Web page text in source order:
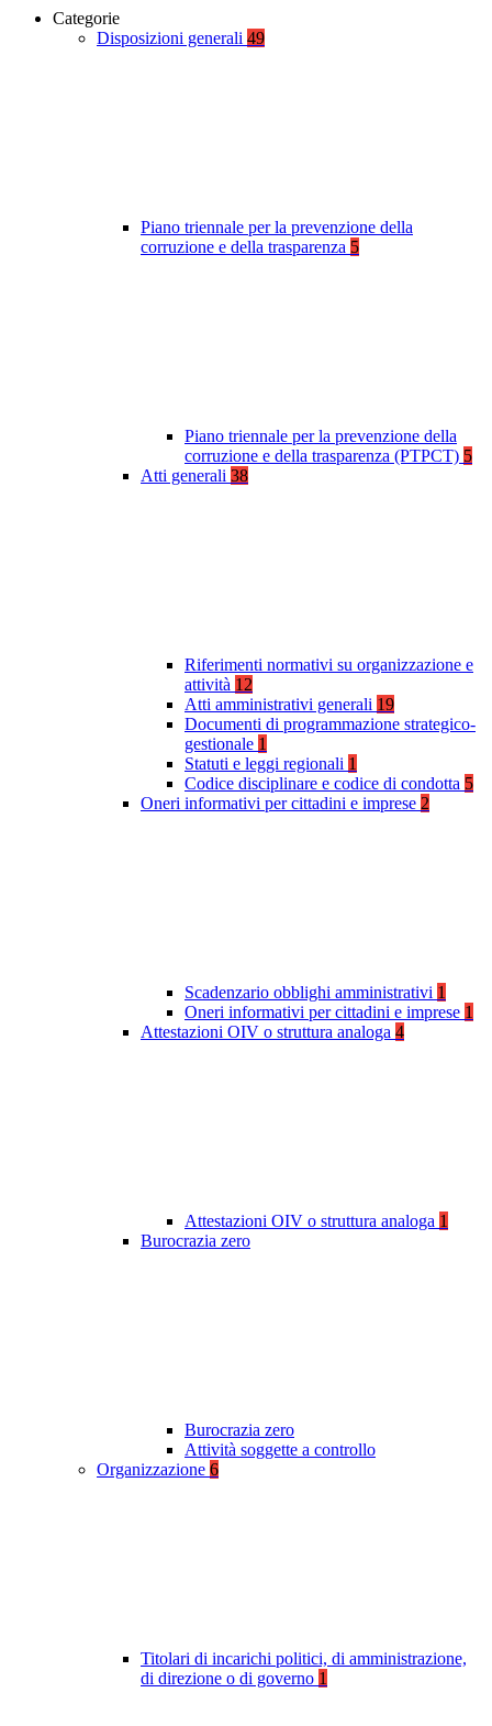
Categorie
Disposizioni generali 49
Piano triennale per la prevenzione della
corruzione e della trasparenza 5
Piano triennale per la prevenzione della
corruzione e della trasparenza (PTPCT) 5
Atti generali 38
Riferimenti normativi su organizzazione e
attività 12
Atti amministrativi generali 19
Documenti di programmazione strategico-
gestionale 1
Statuti e leggi regionali 1
Codice disciplinare e codice di condotta 5
Oneri informativi per cittadini e imprese 2
Scadenzario obblighi amministrativi 1
Oneri informativi per cittadini e imprese 1
Attestazioni OIV o struttura analoga 4
Attestazioni OIV o struttura analoga 1
Burocrazia zero
Burocrazia zero
Attività soggette a controllo
Organizzazione 6
Titolari di incarichi politici, di amministrazione,
di direzione o di governo 1